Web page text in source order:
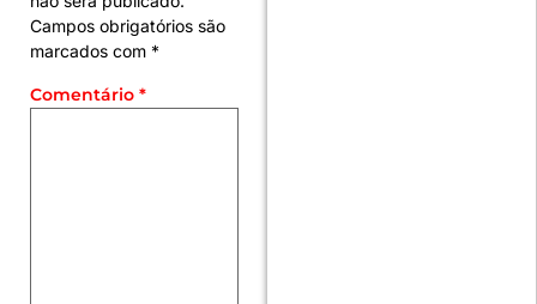
Campos obrigatórios são
marcados com *
Comentário *